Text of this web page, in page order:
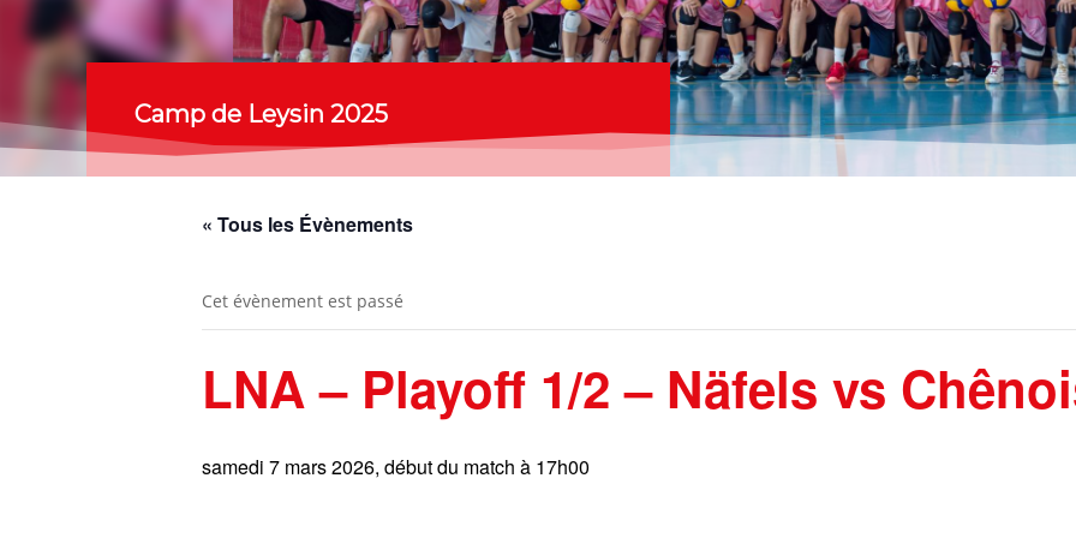
Camp de Leysin 2025
« Tous les Évènements
Cet évènement est passé
LNA – Playoff 1/2 – Näfels vs
samedi 7 mars 2026, début du match à 17h00